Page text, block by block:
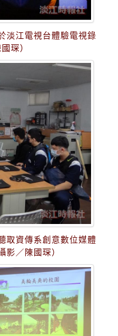
淡江電視台體驗電視錄
琛）
取資傳系創意數位媒體
／陳國琛）